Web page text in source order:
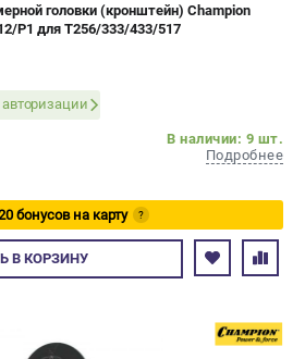
головки (кронштейн) Champion
P1 для T256/333/433/517
В наличии: 9 шт.
Подробнее
бонусов на карту ?
В КОРЗИНУ